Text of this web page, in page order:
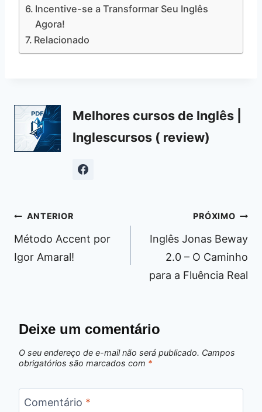
Incentive-se a Transformar Seu Inglês
Agora!
Relacionado
Melhores cursos de Inglês |
Inglescursos ( review)
Navegação
de
Post
ANTERIOR
Método Accent por
Igor Amaral!
PRÓXIMO
Inglês Jonas Beway
2.0 – O Caminho
para a Fluência Real
Deixe um comentário
O seu endereço de e-mail não será publicado. Campos
obrigatórios são marcados com *
Comentário *